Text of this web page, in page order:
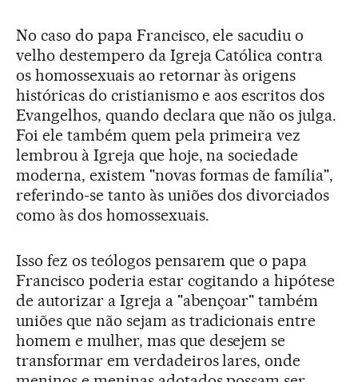
No caso do papa Francisco, ele sacudiu o
velho destempero da Igreja Católica contra
os homossexuais ao retornar às origens
históricas do cristianismo e aos escritos dos
Evangelhos, quando declara que não os julga.
Foi ele também quem pela primeira vez
lembrou à Igreja que hoje, na sociedade
moderna, existem "novas formas de família",
referindo-se tanto às uniões dos divorciados
como às dos homossexuais.
Isso fez os teólogos pensarem que o papa
Francisco poderia estar cogitando a hipótese
de autorizar a Igreja a "abençoar" também
uniões que não sejam as tradicionais entre
homem e mulher, mas que desejem se
transformar em verdadeiros lares, onde